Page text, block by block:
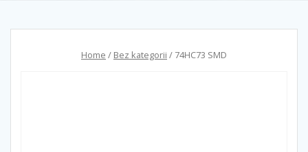
Home / Bez kategorii / 74HC73 SMD